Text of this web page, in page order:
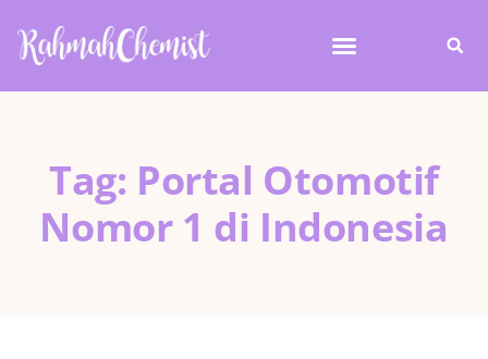
Tag: Portal Otomotif
Nomor 1 di Indonesia